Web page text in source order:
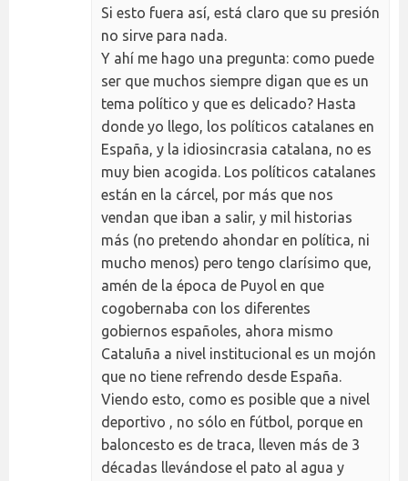
Si esto fuera así, está claro que su presión
no sirve para nada.
Y ahí me hago una pregunta: como puede
ser que muchos siempre digan que es un
tema político y que es delicado? Hasta
donde yo llego, los políticos catalanes en
España, y la idiosincrasia catalana, no es
muy bien acogida. Los políticos catalanes
están en la cárcel, por más que nos
vendan que iban a salir, y mil historias
más (no pretendo ahondar en política, ni
mucho menos) pero tengo clarísimo que,
amén de la época de Puyol en que
cogobernaba con los diferentes
gobiernos españoles, ahora mismo
Cataluña a nivel institucional es un mojón
que no tiene refrendo desde España.
Viendo esto, como es posible que a nivel
deportivo , no sólo en fútbol, porque en
baloncesto es de traca, lleven más de 3
décadas llevándose el pato al agua y